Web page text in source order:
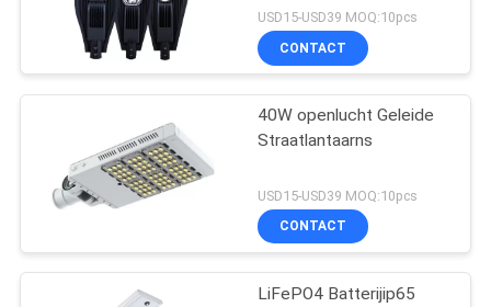
USD15-USD39 MOQ:10pcs
CONTACT
40W openlucht Geleide
Straatlantaarns
USD15-USD39 MOQ:10pcs
CONTACT
LiFePO4 Batterijip65